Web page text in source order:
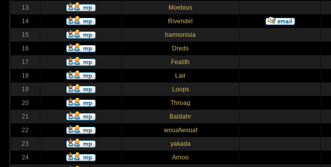
13
Moebius
14
Rivendel
15
harmonisia
16
Dreds
17
Fealith
18
Lair
19
Loops
20
Throag
21
Baldahr
22
wouafwouaf
23
yakada
24
Arnoo